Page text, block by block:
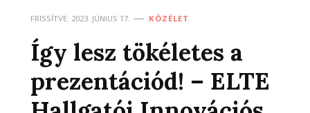
FRISSÍTVE: 2023. JÚNIUS 17. KÖZÉLET
Így lesz tökéletes a
prezentációd! – ELTE